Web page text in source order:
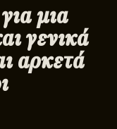
μια
γενικά
αρκετά